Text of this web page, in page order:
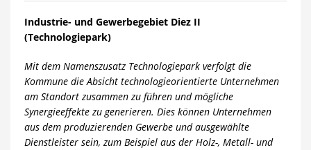
Industrie- und Gewerbegebiet Diez II
(Technologiepark)
Mit dem Namenszusatz Technologiepark verfolgt die
Kommune die Absicht technologieorientierte Unternehmen
am Standort zusammen zu führen und mögliche
Synergieeffekte zu generieren. Dies können Unternehmen
aus dem produzierenden Gewerbe und ausgewählte
Dienstleister sein, zum Beispiel aus der Holz-, Metall- und